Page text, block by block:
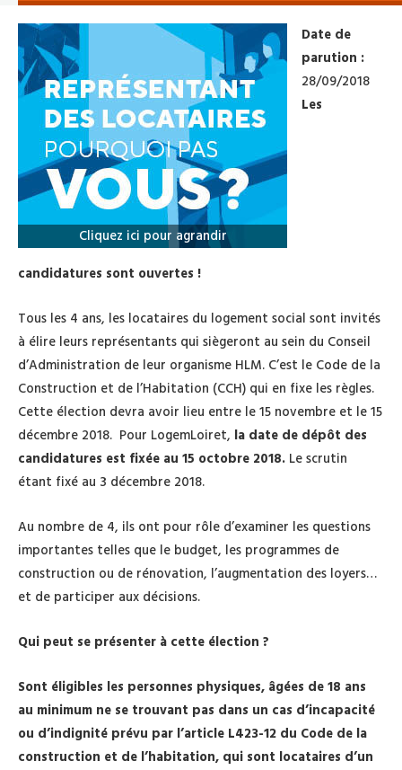
Cliquez ici pour agrandir
Date de
parution :
28/09/2018
Les
candidatures sont ouvertes !
Tous les 4 ans, les locataires du logement social sont invités
à élire leurs représentants qui siègeront au sein du Conseil
d’Administration de leur organisme HLM. C’est le Code de la
Construction et de l’Habitation (CCH) qui en fixe les règles.
Cette élection devra avoir lieu entre le 15 novembre et le 15
décembre 2018. Pour LogemLoiret, la date de dépôt des
candidatures est fixée au 15 octobre 2018. Le scrutin
étant fixé au 3 décembre 2018.
Au nombre de 4, ils ont pour rôle d’examiner les questions
importantes telles que le budget, les programmes de
construction ou de rénovation, l’augmentation des loyers…
et de participer aux décisions.
Qui peut se présenter à cette élection ?
Sont éligibles les personnes physiques, âgées de 18 ans
au minimum ne se trouvant pas dans un cas d’incapacité
ou d’indignité prévu par l’article L423-12 du Code de la
construction et de l’habitation, qui sont locataires d’un